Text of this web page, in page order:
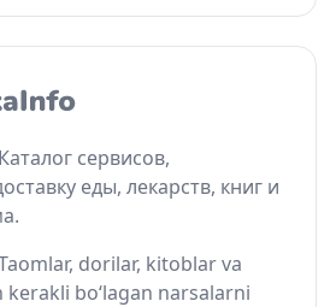
сервисов,
еды, лекарств, книг и
dorilar, kitoblar va
bo‘lagan narsalarni